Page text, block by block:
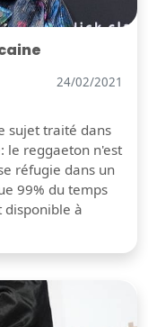
24/02/2021
sujet traité dans
le reggaeton n'est
réfugie dans un
99% du temps
disponible à